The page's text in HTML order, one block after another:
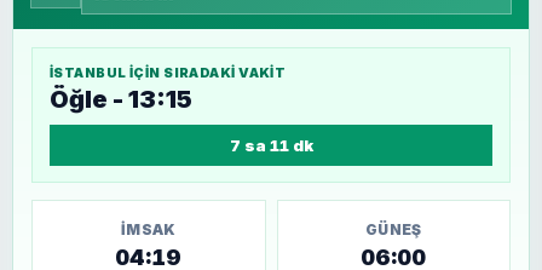
İSTANBUL IÇIN SIRADAKI VAKIT
Öğle - 13:15
7 sa 11 dk
İMSAK
04:19
GÜNEŞ
06:00